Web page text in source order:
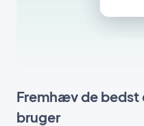
Fremhæv de bedst
bruger